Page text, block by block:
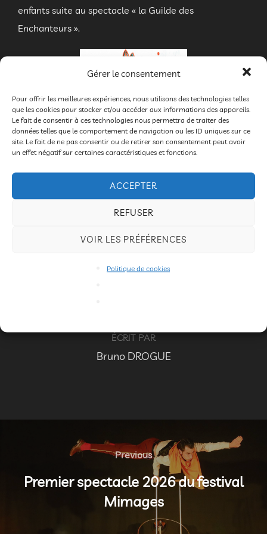
Gérer le consentement
Pour offrir les meilleures expériences, nous utilisons des technologies telles
que les cookies pour stocker et/ou accéder aux informations des appareils.
Le fait de consentir à ces technologies nous permettra de traiter des
données telles que le comportement de navigation ou les ID uniques sur ce
site. Le fait de ne pas consentir ou de retirer son consentement peut avoir
un effet négatif sur certaines caractéristiques et fonctions.
ACCEPTER
REFUSER
VOIR LES PRÉFÉRENCES
Politique de cookies
enfants suite au spectacle « la Guilde des
Enchanteurs ».
20260629_dessins_ecole_002
20260629_dessins_ecole_003
20260629_dessins_ecole_004
20260629_dessins_ecole_005
20260629_dessins_ecole_006
20260629_dessins_ecole_007
20260629_dessins_ecole_008
20260629_dessins_ecole_009
20260629_dessins_ecole_010
20260629_dessins_ecole_011
20260629_dessins_ecole_012
20260629_dessins_ecole_013
20260629_dessins_ecole_014
20260629_dessins_ecole_015
20260629_dessins_ecole_016
20260629_dessins_ecole_017
ÉTIQUETTES
mimages, scolaire
ÉCRIT PAR
Bruno DROGUE
l’article
Previous
Previous
Premier spectacle 2026 du festival
Mimages